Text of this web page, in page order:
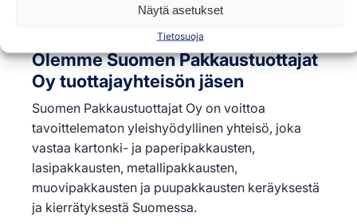
Näytä asetukset
Tietosuoja
Olemme Suomen Pakkaustuottajat
Oy tuottajayhteisön jäsen
Suomen Pakkaustuottajat Oy on voittoa
tavoittelematon yleishyödyllinen yhteisö, joka
vastaa kartonki- ja paperipakkausten,
lasipakkausten, metallipakkausten,
muovipakkausten ja puupakkausten keräyksestä
ja kierrätyksestä Suomessa.